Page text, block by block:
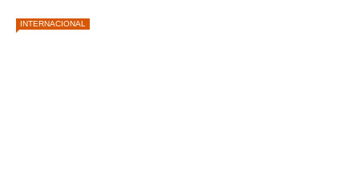
INTERNACIONAL